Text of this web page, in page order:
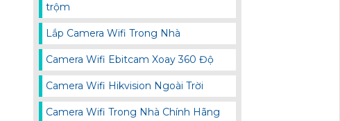
trộm
Lắp Camera Wifi Trong Nhà
Camera Wifi Ebitcam Xoay 360 Độ
Camera Wifi Hikvision Ngoài Trời
Camera Wifi Trong Nhà Chính Hãng